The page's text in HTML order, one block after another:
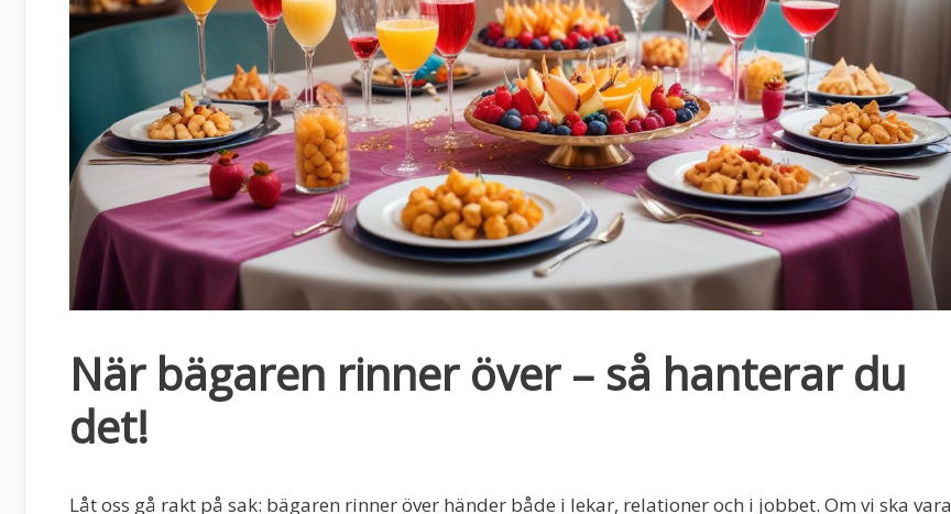
När bägaren rinner över – så hanterar du
det!
Låt oss gå rakt på sak: bägaren rinner över händer både i lekar, relationer och i jobbet. Om vi ska vara